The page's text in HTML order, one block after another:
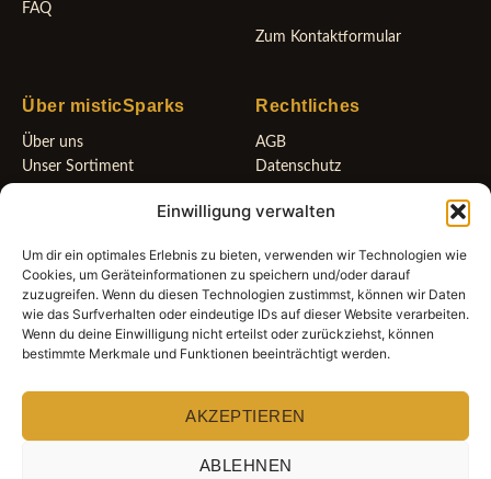
Einwilligung verwalten
Um dir ein optimales Erlebnis zu bieten, verwenden wir Technologien wie
Cookies, um Geräteinformationen zu speichern und/oder darauf
zuzugreifen. Wenn du diesen Technologien zustimmst, können wir Daten
wie das Surfverhalten oder eindeutige IDs auf dieser Website verarbeiten.
Wenn du deine Einwilligung nicht erteilst oder zurückziehst, können
bestimmte Merkmale und Funktionen beeinträchtigt werden.
AKZEPTIEREN
ABLEHNEN
FAQ
Zum Kontaktformular
Über misticSparks
Über uns
Unser Sortiment
Geschenkgutscheine
Rechtliches
AGB
Datenschutz
Cookie-Richtlinie (EU)
Bleib mit uns verbunden
Folge uns für neue Impulse und besondere Angebote.